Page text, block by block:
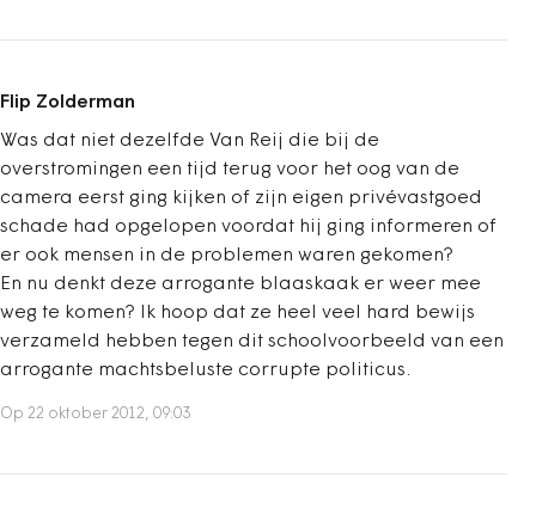
Flip Zolderman
Was dat niet dezelfde Van Reij die bij de
overstromingen een tijd terug voor het oog van de
camera eerst ging kijken of zijn eigen privévastgoed
schade had opgelopen voordat hij ging informeren of
er ook mensen in de problemen waren gekomen?
En nu denkt deze arrogante blaaskaak er weer mee
weg te komen? Ik hoop dat ze heel veel hard bewijs
verzameld hebben tegen dit schoolvoorbeeld van een
arrogante machtsbeluste corrupte politicus.
Op 22 oktober 2012, 09:03